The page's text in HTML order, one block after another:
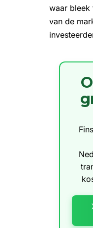
waar bleek
van de